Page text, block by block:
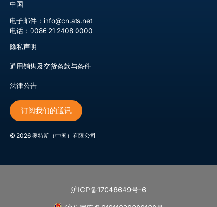
中国
电子邮件：info@cn.ats.net
电话：0086 21 2408 0000
隐私声明
通用销售及交货条款与条件
法律公告
订阅我们的通讯
© 2026 奥特斯（中国）有限公司
沪ICP备17048649号-6